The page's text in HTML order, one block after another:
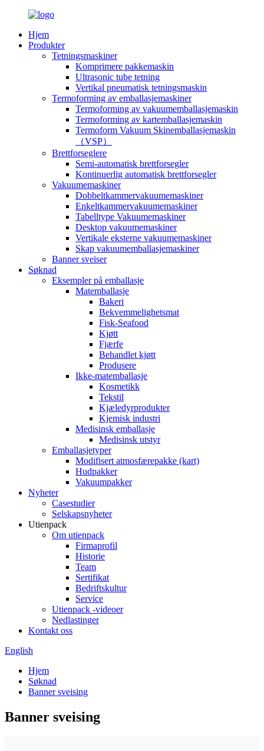
Hjem
Produkter
Tetningsmaskiner
Komprimere pakkemaskin
Ultrasonic tube tetning
Vertikal pneumatisk tetningsmaskin
Termoforming av emballasjemaskiner
Termoforming av vakuumemballasjemaskin
Termoforming av kartemballasjemaskin
Termoform Vakuum Skinemballasjemaskin
（VSP）
Brettforseglere
Semi-automatisk brettforsegler
Kontinuerlig automatisk brettforsegler
Vakuumemaskiner
Dobbeltkammervakuumemaskiner
Enkeltkammervakuumemaskiner
Tabelltype Vakuumemaskiner
Desktop vakuumemaskiner
Vertikale eksterne vakuumemaskiner
Skap vakuumemballasjemaskiner
Banner sveiser
Søknad
Eksempler på emballasje
Matemballasje
Bakeri
Bekvemmelighetsmat
Fisk-Seafood
Kjøtt
Fjærfe
Behandlet kjøtt
Produsere
Ikke-matemballasje
Kosmetikk
Tekstil
Kjæledyrprodukter
Kjemisk industri
Medisinsk emballasje
Medisinsk utstyr
Emballasjetyper
Modifisert atmosfærepakke (kart)
Hudpakker
Vakuumpakker
Nyheter
Casestudier
Selskapsnyheter
Utienpack
Om utienpack
Firmaprofil
Historie
Team
Sertifikat
Bedriftskultur
Service
Utienpack -videoer
Nedlastinger
Kontakt oss
English
Hjem
Søknad
Banner sveising
Banner sveising